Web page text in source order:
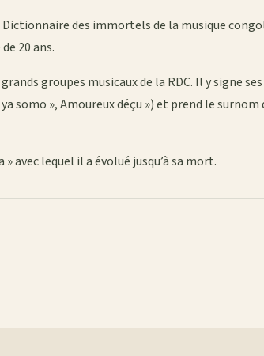
des immortels de la musique
20 ans.
groupes musicaux de la RDC. Il y signe ses
somo », Amoureux déçu ») et prend le surnom
» avec lequel il a évolué jusqu’à sa mort.